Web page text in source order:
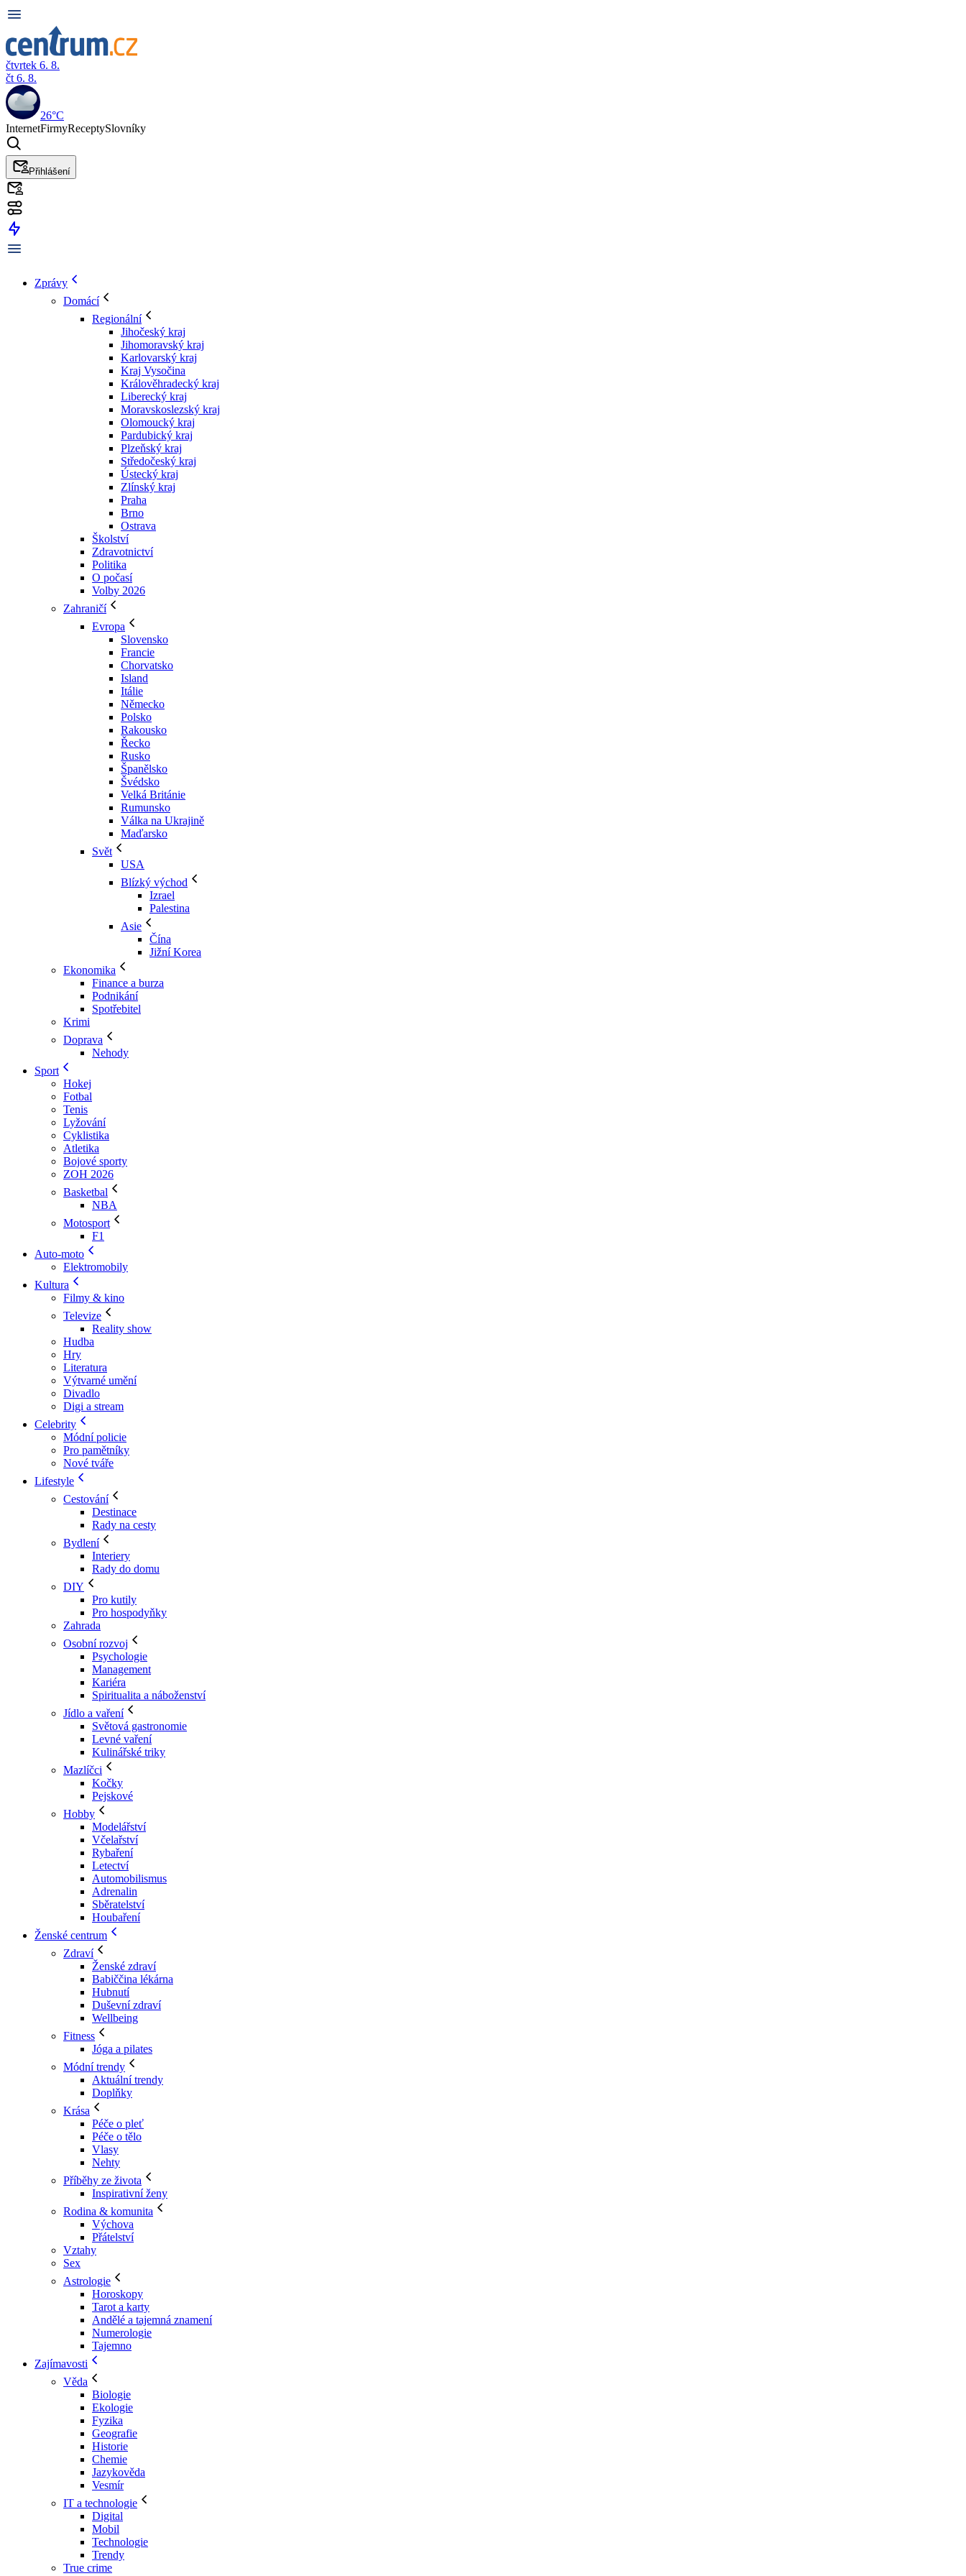
čtvrtek 6. 8.
čt 6. 8.
26°C
InternetFirmyReceptySlovníky
Přihlášení
Zprávy
Domácí
Regionální
Jihočeský kraj
Jihomoravský kraj
Karlovarský kraj
Kraj Vysočina
Králověhradecký kraj
Liberecký kraj
Moravskoslezský kraj
Olomoucký kraj
Pardubický kraj
Plzeňský kraj
Středočeský kraj
Ústecký kraj
Zlínský kraj
Praha
Brno
Ostrava
Školství
Zdravotnictví
Politika
O počasí
Volby 2026
Zahraničí
Evropa
Slovensko
Francie
Chorvatsko
Island
Itálie
Německo
Polsko
Rakousko
Řecko
Rusko
Španělsko
Švédsko
Velká Británie
Rumunsko
Válka na Ukrajině
Maďarsko
Svět
USA
Blízký východ
Izrael
Palestina
Asie
Čína
Jižní Korea
Ekonomika
Finance a burza
Podnikání
Spotřebitel
Krimi
Doprava
Nehody
Sport
Hokej
Fotbal
Tenis
Lyžování
Cyklistika
Atletika
Bojové sporty
ZOH 2026
Basketbal
NBA
Motosport
F1
Auto-moto
Elektromobily
Kultura
Filmy & kino
Televize
Reality show
Hudba
Hry
Literatura
Výtvarné umění
Divadlo
Digi a stream
Celebrity
Módní policie
Pro pamětníky
Nové tváře
Lifestyle
Cestování
Destinace
Rady na cesty
Bydlení
Interiery
Rady do domu
DIY
Pro kutily
Pro hospodyňky
Zahrada
Osobní rozvoj
Psychologie
Management
Kariéra
Spiritualita a náboženství
Jídlo a vaření
Světová gastronomie
Levné vaření
Kulinářské triky
Mazlíčci
Kočky
Pejskové
Hobby
Modelářství
Včelařství
Rybaření
Letectví
Automobilismus
Adrenalin
Sběratelství
Houbaření
Ženské centrum
Zdraví
Ženské zdraví
Babiččina lékárna
Hubnutí
Duševní zdraví
Wellbeing
Fitness
Jóga a pilates
Módní trendy
Aktuální trendy
Doplňky
Krása
Péče o pleť
Péče o tělo
Vlasy
Nehty
Příběhy ze života
Inspirativní ženy
Rodina & komunita
Výchova
Přátelství
Vztahy
Sex
Astrologie
Horoskopy
Tarot a karty
Andělé a tajemná znamení
Numerologie
Tajemno
Zajímavosti
Věda
Biologie
Ekologie
Fyzika
Geografie
Historie
Chemie
Jazykověda
Vesmír
IT a technologie
Digital
Mobil
Technologie
Trendy
True crime